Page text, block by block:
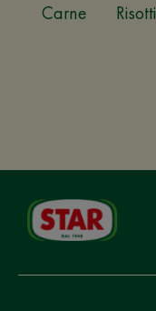
Carne Risotti